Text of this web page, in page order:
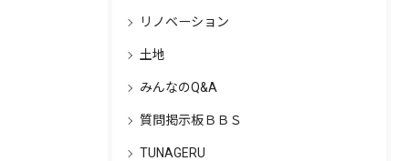
リノベーション
土地
みんなのQ&A
質問掲示板ＢＢＳ
TUNAGERU